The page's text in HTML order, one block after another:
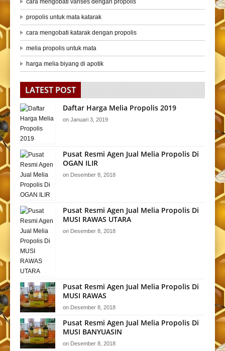
propolis untuk mata katarak
cara mengobati katarak dengan propolis
melia propolis untuk mata
harga melia biyang di apotik
LATEST POST
Daftar Harga Melia Propolis 2019
on Januari 3, 2019
Pusat Resmi Agen Jual Melia Propolis Di
OGAN ILIR
on Desember 8, 2018
Pusat Resmi Agen Jual Melia Propolis Di
MUSI RAWAS UTARA
on Desember 8, 2018
Pusat Resmi Agen Jual Melia Propolis Di
MUSI RAWAS
on Desember 8, 2018
Pusat Resmi Agen Jual Melia Propolis Di
MUSI BANYUASIN
on Desember 8, 2018